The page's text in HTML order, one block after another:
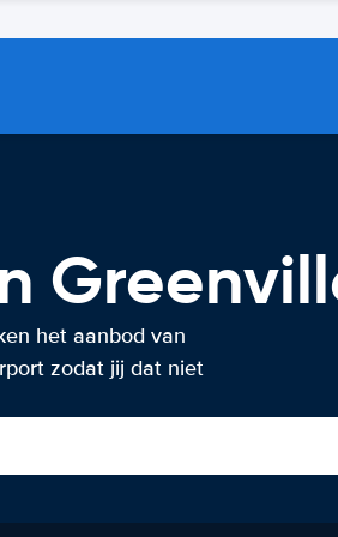
het aanbod van
zodat jij dat niet